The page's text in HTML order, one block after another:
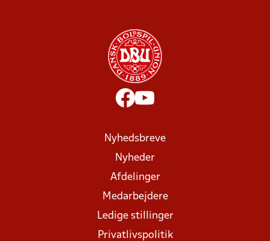
Nyhedsbreve
Nyheder
Afdelinger
Medarbejdere
Ledige stillinger
Privatlivspolitik